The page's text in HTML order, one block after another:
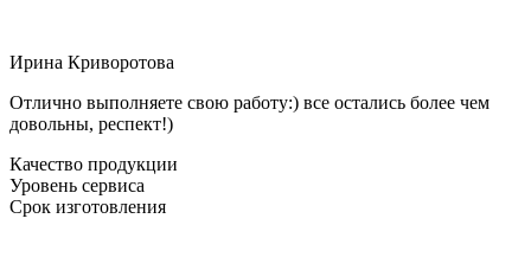
Ирина Криворотова
Отлично выполняете свою работу:) все остались более чем
довольны, респект!)
Качество продукции
Уровень сервиса
Срок изготовления